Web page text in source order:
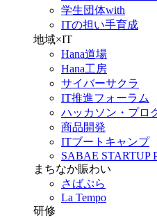
学生団体with
ITの担い手育成
地域×IT
Hana道場
Hana工房
サイバーサクラ
IT推進フォーラム
ハッカソン・プロ
商品開発
ITブートキャンプ
SABAE STARTUP
まちなか賑わい
さばぷら
La Tempo
研修